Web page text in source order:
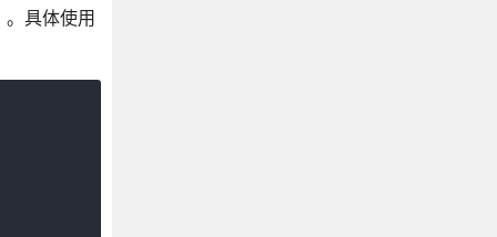
具体使用